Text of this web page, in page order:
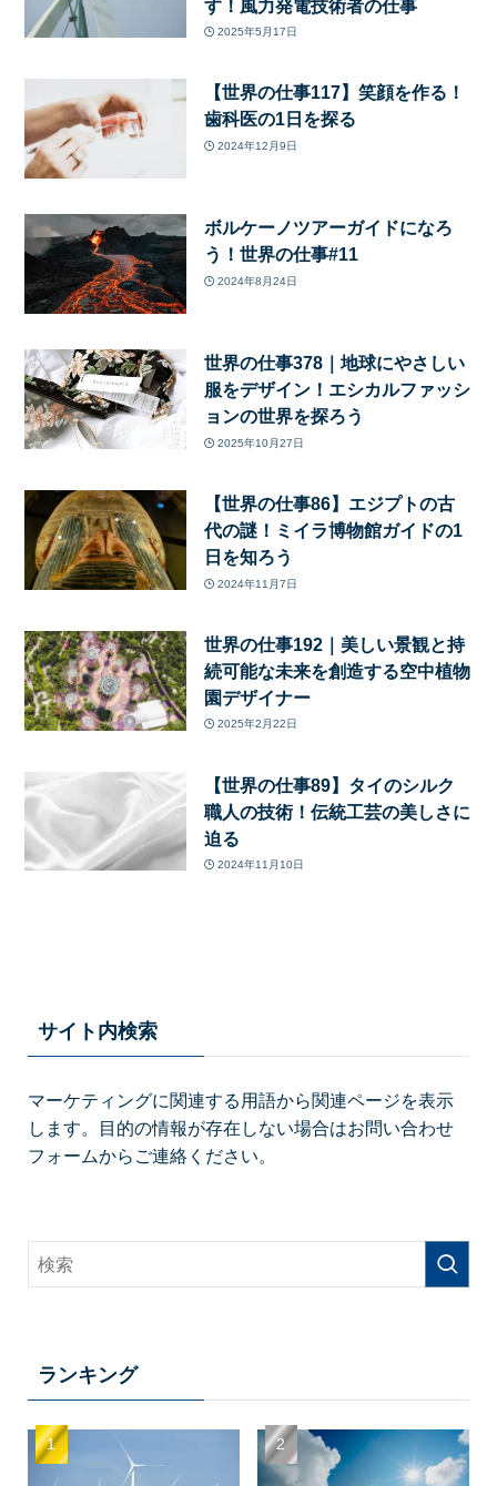
す！風力発電技術者の仕事
2025年5月17日
【世界の仕事117】笑顔を作る！
歯科医の1日を探る
2024年12月9日
ボルケーノツアーガイドになろ
う！世界の仕事#11
2024年8月24日
世界の仕事378｜地球にやさしい
服をデザイン！エシカルファッシ
ョンの世界を探ろう
2025年10月27日
【世界の仕事86】エジプトの古
代の謎！ミイラ博物館ガイドの1
日を知ろう
2024年11月7日
世界の仕事192｜美しい景観と持
続可能な未来を創造する空中植物
園デザイナー
2025年2月22日
【世界の仕事89】タイのシルク
職人の技術！伝統工芸の美しさに
迫る
2024年11月10日
サイト内検索
マーケティングに関連する用語から関連ページを表示
します。目的の情報が存在しない場合はお問い合わせ
フォームからご連絡ください。
ランキング